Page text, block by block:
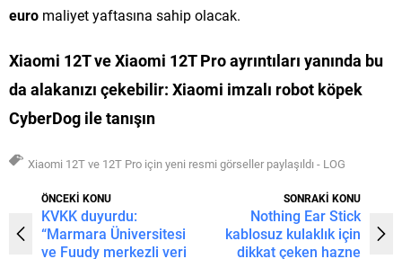
euro maliyet yaftasına sahip olacak.
Xiaomi 12T ve Xiaomi 12T Pro ayrıntıları yanında bu
da alakanızı çekebilir: Xiaomi imzalı robot köpek
CyberDog ile tanışın
Xiaomi 12T ve 12T Pro için yeni resmi görseller paylaşıldı - LOG
ÖNCEKİ KONU
KVKK duyurdu:
“Marmara Üniversitesi
ve Fuudy merkezli veri
SONRAKİ KONU
Nothing Ear Stick
kablosuz kulaklık için
dikkat çeken hazne